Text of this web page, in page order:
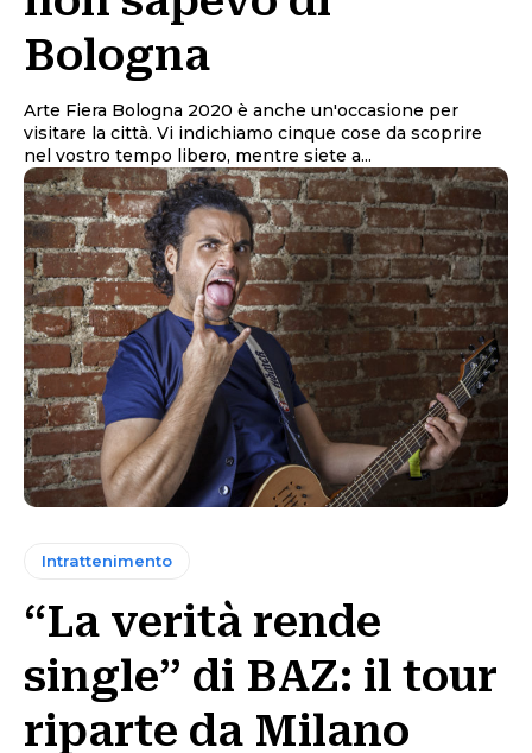
Bologna
Arte Fiera Bologna 2020 è anche un'occasione per
visitare la città. Vi indichiamo cinque cose da scoprire
nel vostro tempo libero, mentre siete a...
Intrattenimento
“La verità rende
single” di BAZ: il tour
riparte da Milano